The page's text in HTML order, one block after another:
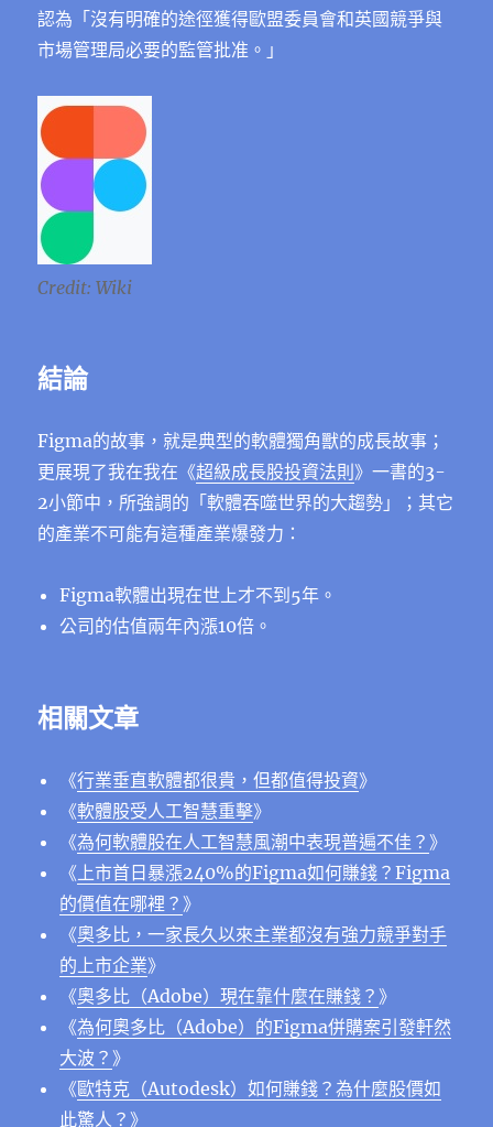
認為「沒有明確的途徑獲得歐盟委員會和英國競爭與
市場管理局必要的監管批准。」
Credit: Wiki
結論
Figma的故事，就是典型的軟體獨角獸的成長故事；
更展現了我在我在《超級成長股投資法則》一書的3-
2小節中，所強調的「軟體吞噬世界的大趨勢」；其它
的產業不可能有這種產業爆發力：
Figma軟體出現在世上才不到5年。
公司的估值兩年內漲10倍。
相關文章
《行業垂直軟體都很貴，但都值得投資》
《軟體股受人工智慧重擊》
《為何軟體股在人工智慧風潮中表現普遍不佳？》
《 上市首日暴漲240%的Figma如何賺錢？Figma
的價值在哪裡？》
《奧多比，一家長久以來主業都沒有強力競爭對手
的上市企業》
《奧多比（Adobe）現在靠什麼在賺錢？》
《為何奧多比（Adobe）的Figma併購案引發軒然
大波？》
《歐特克（Autodesk）如何賺錢？為什麼股價如
此驚人？》